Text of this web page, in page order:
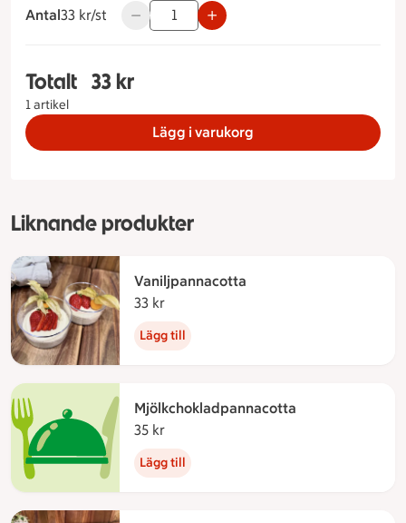
Antal
33 kronor styck
33 kr/st Använd knapparna för att minska eller
Totalt
1 artikel
Totalt 1 stycken Dumlefluff, 33 kronor
33 kr
Lägg i varukorg
Liknande produkter
Vaniljpannacotta
33 kr
Lägg till
Mjölkchokladpannacotta
35 kr
Lägg till